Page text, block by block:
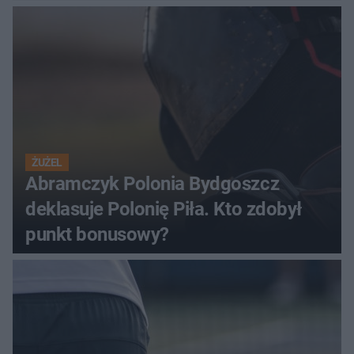
ŻUŻEL
Abramczyk Polonia Bydgoszcz
deklasuje Polonię Piła. Kto zdobył
punkt bonusowy?